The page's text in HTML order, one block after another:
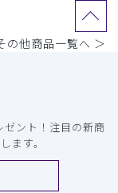
の他商品一覧へ ＞
ント！注目の新商
ます。